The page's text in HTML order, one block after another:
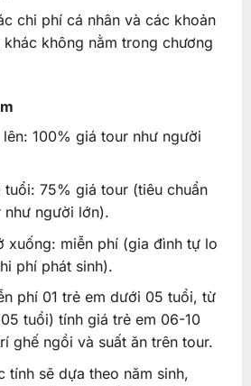
chi phí cá nhân và các khoản
không nằm trong chương
100% giá tour như người
tuổi: 75% giá tour (tiêu chuẩn
người lớn).
xuống: miễn phí (gia đình tự lo
phí phát sinh).
phí 01 trẻ em dưới 05 tuổi, từ
tuổi) tính giá trẻ em 06-10
ghế ngồi và suất ăn trên tour.
tính sẽ dựa theo năm sinh,